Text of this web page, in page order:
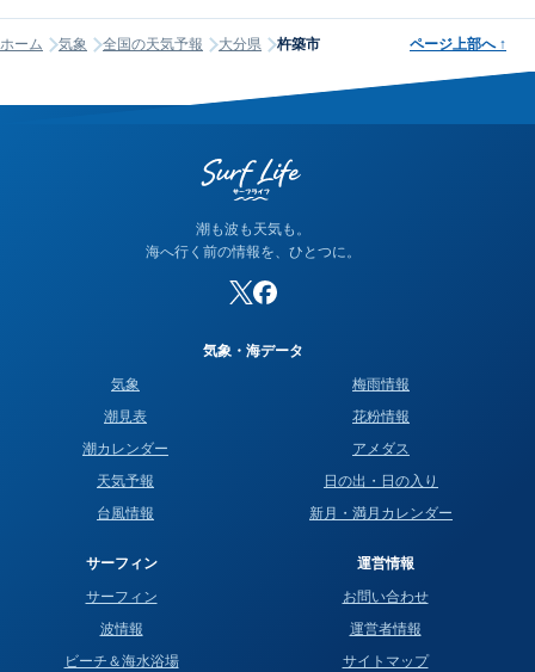
ホーム 気象 全国の天気予報 大分県 杵築市 ページ上部へ ↑
潮も波も天気も。
海へ行く前の情報を、ひとつに。
気象・海データ
気象
潮見表
潮カレンダー
天気予報
台風情報
梅雨情報
花粉情報
アメダス
日の出・日の入り
新月・満月カレンダー
サーフィン
サーフィン
波情報
ビーチ＆海水浴場
運営情報
お問い合わせ
運営者情報
サイトマップ